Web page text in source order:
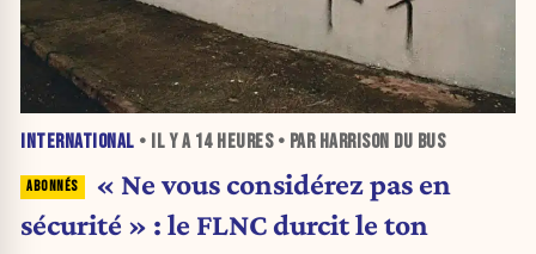
INTERNATIONAL • IL Y A 14 HEURES• PAR HARRISON DU BUS
« Ne vous considérez pas en
sécurité » : le FLNC durcit le ton